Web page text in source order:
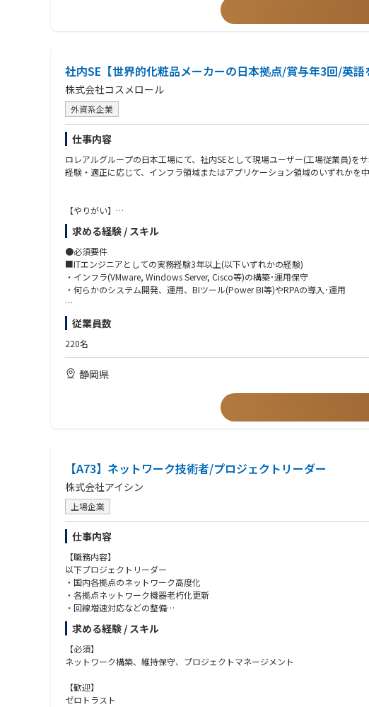
・グループはシステム開発とBPR改革の2つのグループで構成しています。
■超上流工程から携われる
システム導入だけでなく、「どのような業務プロセスを実現するべきか」とい
<参考URL>
・東邦ガスDX戦略
https://www.tohogas.co.jp/corporate/approach/pdf/dx.pdf
・プレスリリース：AI音声認識システム「ナミセンス」の導入事例
https://www.tohogas.co.jp/corporate-n/press/1255023_1342.html
・複数部門を巻き込んだ全社横断プロジェクトの推進のご経験
社内SE【世界的化粧品メーカーの日本拠点/賞与年3回/英語
株式会社コスメロール
外資系企業
仕事内容
ロレアルグループの日本工場にて、社内SEとして現場ユーザー(工場従業員)をサ
経験・適正に応じて、インフラ領域またはアプリケーション領域のいずれかを
【やりがい】
単なる保守運用にとどまらず、工場の自動化（スマートファクトリー化）や
【キャリアパス】
インフラからアプリケーションまで、ご自身の志向次第で幅広い専門性を形成
求める経験 / スキル
●必須要件
■ITエンジニアとしての実務経験3年以上(以下いずれかの経験)
・インフラ(VMware, Windows Server, Cisco等)の構築･運用保守
・何らかのシステム開発、運用、BIツール(Power BI等)やRPAの導入･運用
■プロジェクトマネージメント(タスク定義、進捗管理等)の経験3年以上
■ドキュメント(Word,Excel,PowerPointを用いたマニュアルや報告書)の作成経
■英語の読み書き(翻訳ツール使用可)に抵抗がなく、今後学習する意欲のある
●歓迎要件
製造業でのIT実務経験/外資系企業での就業経験/IT系学部卒業者あるいはITIL
従業員数
220名
静岡県
【A73】ネットワーク技術者/プロジェクトリーダー
株式会社アイシン
上場企業
仕事内容
【職務内容】
以下プロジェクトリーダー
・国内各拠点のネットワーク高度化
・各拠点ネットワーク機器老朽化更新
・回線増速対応などの整備
【具体的な業務内容】
Cisco、PaloAlto、Fortinet
L3、L2、Firewall、無線LAN
【組織のミッション】
アイシングループの柔軟で強靭な企業体質とものづくり力の変革を支えるIT基
求める経験 / スキル
【必須】
ネットワーク構築、維持保守、プロジェクトマネージメント
【歓迎】
ゼロトラスト